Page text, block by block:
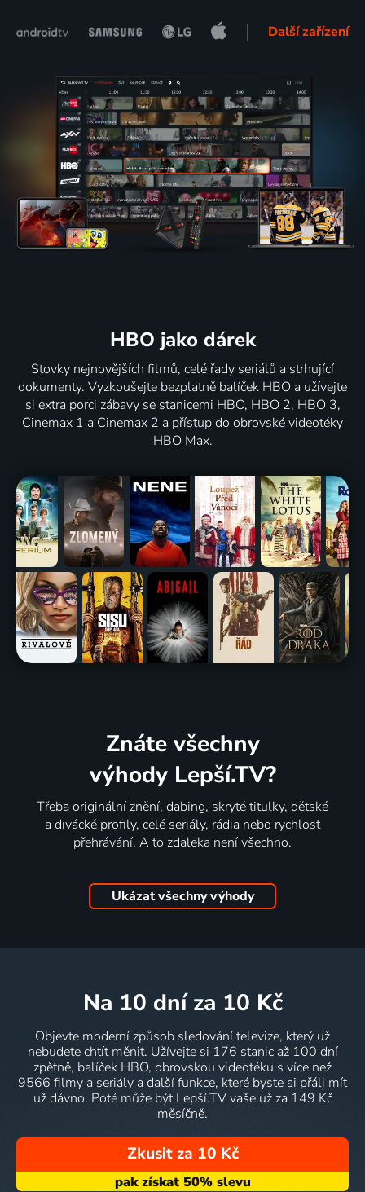
Další zařízení
HBO jako dárek
Stovky nejnovějších filmů, celé řady seriálů a strhující
dokumenty. Vyzkoušejte bezplatně balíček HBO a užívejte
si extra porci zábavy se stanicemi HBO, HBO 2, HBO 3,
Cinemax 1 a Cinemax 2 a přístup do obrovské videotéky
HBO Max.
Znáte všechny
výhody Lepší.TV?
Třeba originální znění, dabing, skryté titulky, dětské
a divácké profily, celé seriály, rádia nebo rychlost
přehrávání. A to zdaleka není všechno.
Ukázat všechny výhody
na 10 dní za 10 Kč
Objevte moderní způsob sledování televize, který už
nebudete chtít měnit. Užívejte si 176 stanic až 100 dní
zpětně, balíček HBO, obrovskou videotéku s více než
9566 filmy a seriály a další funkce, které byste si přáli mít
už dávno. Poté může být Lepší.TV vaše už za 149 Kč
měsíčně.
Zkusit za 10 Kč